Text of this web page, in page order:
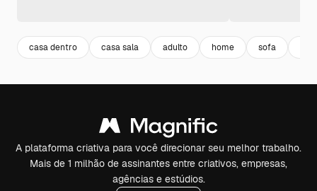
casa dentro casa sala adulto home sofa
A plataforma criativa para você direcionar seu melhor trabalho.
Mais de 1 milhão de assinantes entre criativos, empresas,
agências e estúdios.